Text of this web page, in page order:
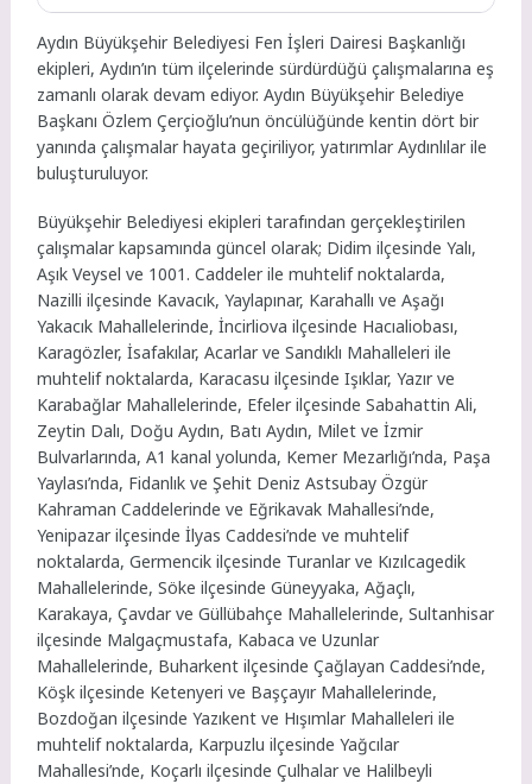
Aydın Büyükşehir Belediyesi Fen İşleri Dairesi Başkanlığı
ekipleri, Aydın’ın tüm ilçelerinde sürdürdüğü çalışmalarına eş
zamanlı olarak devam ediyor. Aydın Büyükşehir Belediye
Başkanı Özlem Çerçioğlu’nun öncülüğünde kentin dört bir
yanında çalışmalar hayata geçiriliyor, yatırımlar Aydınlılar ile
buluşturuluyor.
Büyükşehir Belediyesi ekipleri tarafından gerçekleştirilen
çalışmalar kapsamında güncel olarak; Didim ilçesinde Yalı,
Aşık Veysel ve 1001. Caddeler ile muhtelif noktalarda,
Nazilli ilçesinde Kavacık, Yaylapınar, Karahallı ve Aşağı
Yakacık Mahallelerinde, İncirliova ilçesinde Hacıaliobası,
Karagözler, İsafakılar, Acarlar ve Sandıklı Mahalleleri ile
muhtelif noktalarda, Karacasu ilçesinde Işıklar, Yazır ve
Karabağlar Mahallelerinde, Efeler ilçesinde Sabahattin Ali,
Zeytin Dalı, Doğu Aydın, Batı Aydın, Milet ve İzmir
Bulvarlarında, A1 kanal yolunda, Kemer Mezarlığı’nda, Paşa
Yaylası’nda, Fidanlık ve Şehit Deniz Astsubay Özgür
Kahraman Caddelerinde ve Eğrikavak Mahallesi’nde,
Yenipazar ilçesinde İlyas Caddesi’nde ve muhtelif
noktalarda, Germencik ilçesinde Turanlar ve Kızılcagedik
Mahallelerinde, Söke ilçesinde Güneyyaka, Ağaçlı,
Karakaya, Çavdar ve Güllübahçe Mahallelerinde, Sultanhisar
ilçesinde Malgaçmustafa, Kabaca ve Uzunlar
Mahallelerinde, Buharkent ilçesinde Çağlayan Caddesi’nde,
Köşk ilçesinde Ketenyeri ve Başçayır Mahallelerinde,
Bozdoğan ilçesinde Yazıkent ve Hışımlar Mahalleleri ile
muhtelif noktalarda, Karpuzlu ilçesinde Yağcılar
Mahallesi’nde, Koçarlı ilçesinde Çulhalar ve Halilbeyli